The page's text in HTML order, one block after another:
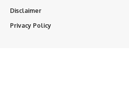
Disclaimer
Privacy Policy